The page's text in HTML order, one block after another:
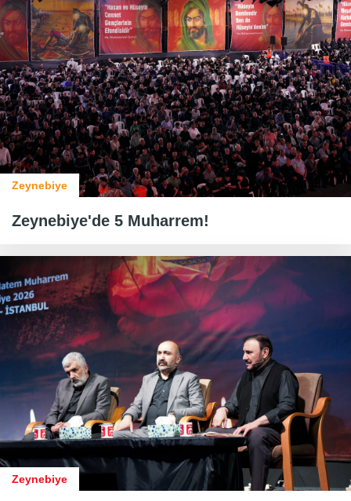
Zeynebiye
Zeynebiye'de 5 Muharrem!
Zeynebiye